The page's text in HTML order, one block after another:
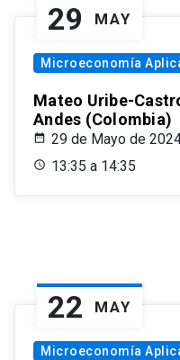
29 MAY
Microeconomía
Mateo Uribe-
Andes (Colombia)
29 de Mayo de
13:35 a 14:35
22 MAY
Microeconomía